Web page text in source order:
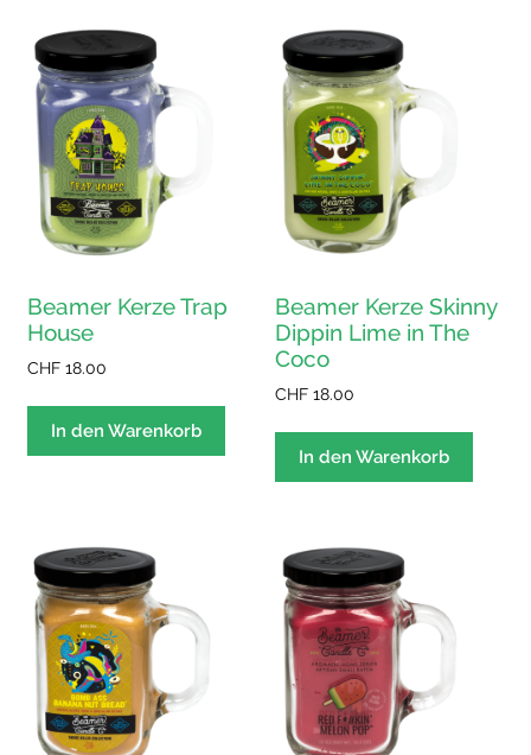
Beamer Kerze Trap
House
CHF 18.00
In den Warenkorb
Beamer Kerze Skinny
Dippin Lime in The
Coco
CHF 18.00
In den Warenkorb